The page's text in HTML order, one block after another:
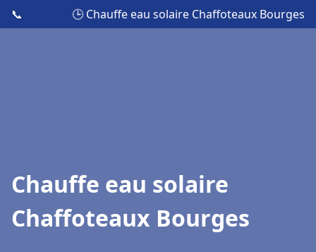
📞 🕒 Chauffe eau solaire Chaffoteaux Bourges
Chauffe eau solaire
Chaffoteaux Bourges